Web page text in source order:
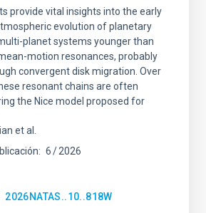
provide vital insights into the early
evolution of planetary
planet systems younger than
motion resonances, probably
convergent disk migration. Over
resonant chains are often
the Nice model proposed for
et al.
6 2026
2026NATAS..10..818W